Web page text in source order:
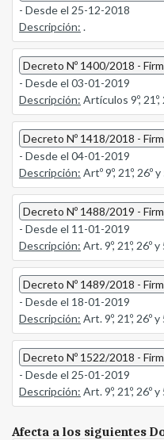
- Desde el 25-12-2018
Descripción: .
Decreto Nº 1400/2018 -
- Desde el 03-01-2019
Descripción: Artículos 9º, 21º,
Decreto Nº 1418/2018 -
- Desde el 04-01-2019
Descripción: Artº 9º, 21º, 26º y
Decreto Nº 1488/2019 -
- Desde el 11-01-2019
Descripción: Art. 9º, 21º, 26º y
Decreto Nº 1489/2018 -
- Desde el 18-01-2019
Descripción: Art. 9º, 21º, 26º y
Decreto Nº 1522/2018 -
- Desde el 25-01-2019
Descripción: Art. 9º, 21º, 26º y
Afecta a los siguientes